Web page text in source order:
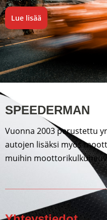
Lue lisää
SPEEDERMAN
Vuonna 2003 perustettu
autojen lisäksi myös
muihin